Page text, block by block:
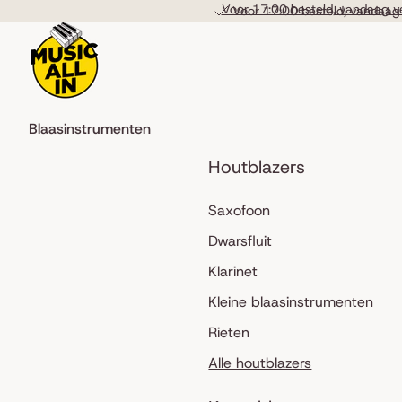
Voor 17:00 besteld,
Voor 17:00 besteld, vandaag
Blaasinstrumenten
Houtblazers
Saxofoon
Dwarsfluit
Klarinet
Kleine blaasinstrumenten
Rieten
Alle houtblazers